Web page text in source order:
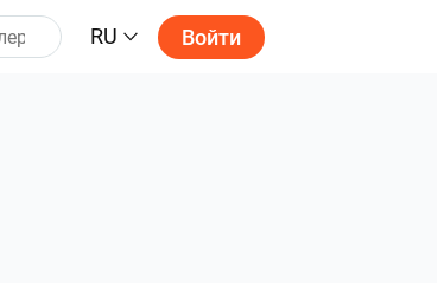
RU Войти